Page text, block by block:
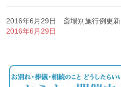
2016年6月29日 斎場別施行例更新
2016年6月29日